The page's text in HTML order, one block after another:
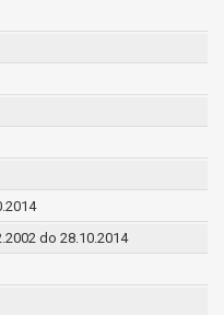
do 28.10.2014
obowiązków i
instytucje
osoby, której
w
w ramach
publicznej
dane osobowe
na podstawie
w zakresie i celu